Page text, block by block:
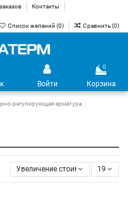
Контакты
Список желаний (0) Сравнить (0)
Войти
0
Корзина
регулирующая арматура
Увеличение стоимости 19